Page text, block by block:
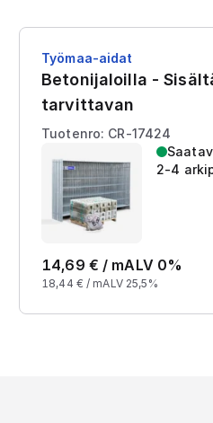
Työmaa-aidat
Betonijaloilla -
tarvittavan
Tuotenro: CR-17424
2-4
14,69 € / mALV 0%
18,44 € / mALV 25,5%